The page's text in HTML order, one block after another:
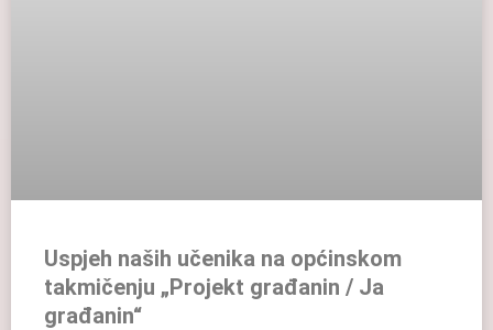
Uspjeh naših učenika na općinskom
takmičenju „Projekt građanin / Ja
građanin“